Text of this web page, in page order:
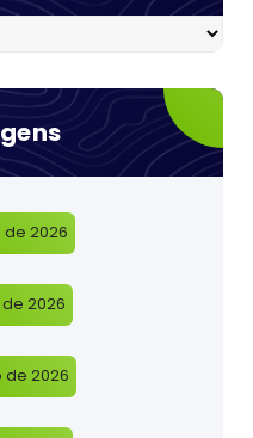
de 2026
2026
de 2026